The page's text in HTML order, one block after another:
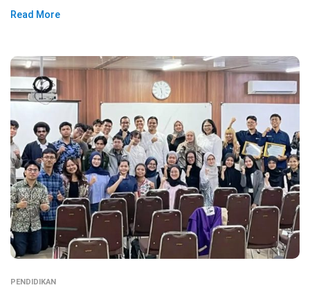
Read More
PENDIDIKAN